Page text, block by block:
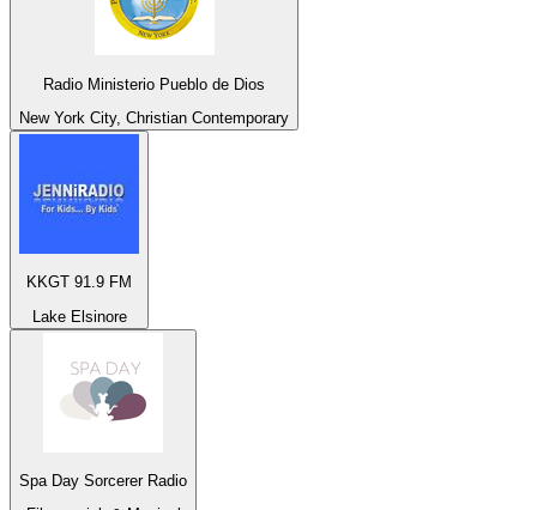
Radio Ministerio Pueblo de Dios
New York City, Christian Contemporary
KKGT 91.9 FM
Lake Elsinore
Spa Day Sorcerer Radio